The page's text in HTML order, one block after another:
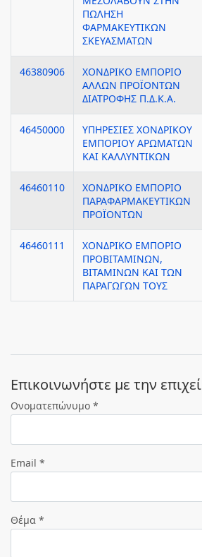
ΠΩΛΗΣΗ
ΦΑΡΜΑΚΕΥΤΙΚΩΝ
ΣΚΕΥΑΣΜΑΤΩΝ
46380906
ΧΟΝΔΡΙΚΟ ΕΜΠΟΡΙΟ
ΑΛΛΩΝ ΠΡΟΪΟΝΤΩΝ
ΔΙΑΤΡΟΦΗΣ Π.Δ.Κ.Α.
46450000
ΥΠΗΡΕΣΙΕΣ ΧΟΝΔΡΙΚΟΥ
ΕΜΠΟΡΙΟΥ ΑΡΩΜΑΤΩΝ
ΚΑΙ ΚΑΛΛΥΝΤΙΚΩΝ
46460110
ΧΟΝΔΡΙΚΟ ΕΜΠΟΡΙΟ
ΠΑΡΑΦΑΡΜΑΚΕΥΤΙΚΩΝ
ΠΡΟΪΟΝΤΩΝ
46460111
ΧΟΝΔΡΙΚΟ ΕΜΠΟΡΙΟ
ΠΡΟΒΙΤΑΜΙΝΩΝ,
ΒΙΤΑΜΙΝΩΝ ΚΑΙ ΤΩΝ
ΠΑΡΑΓΩΓΩΝ ΤΟΥΣ
Eπικοινωνήστε με την
Ονοματεπώνυμο *
Email *
Θέμα *